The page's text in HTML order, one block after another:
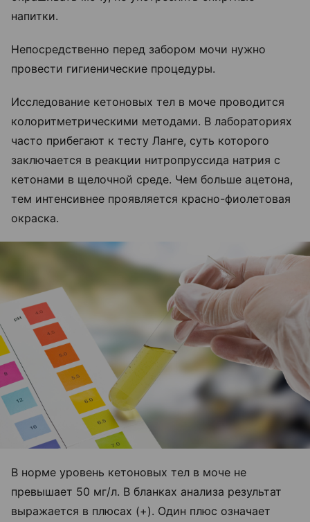
напитки.
Непосредственно перед забором мочи нужно
провести гигиенические процедуры.
Исследование кетоновых тел в моче проводится
колоритметрическими методами. В лабораториях
часто прибегают к тесту Ланге, суть которого
заключается в реакции нитропруссида натрия с
кетонами в щелочной среде. Чем больше ацетона,
тем интенсивнее проявляется красно-фиолетовая
окраска.
В норме уровень кетоновых тел в моче не
превышает 50 мг/л. В бланках анализа результат
выражается в плюсах (+). Один плюс означает